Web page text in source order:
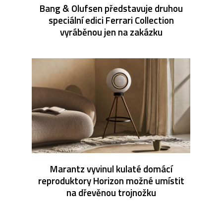
Bang & Olufsen představuje druhou
speciální edici Ferrari Collection
vyráběnou jen na zakázku
Marantz vyvinul kulaté domácí
reproduktory Horizon možné umístit
na dřevěnou trojnožku